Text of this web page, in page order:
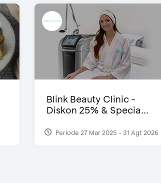
Blink Beauty Clinic -
Diskon 25% & Specia...
Periode 27 Mar 2025 - 31 Agt 2026